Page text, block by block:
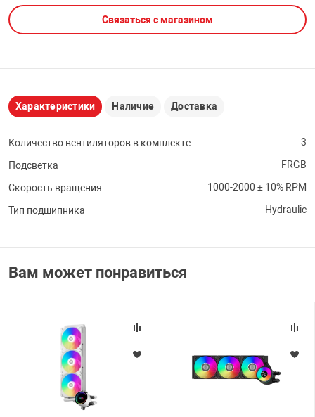
PCI АДАПТЕРЫ
USB
НАБОР ДЛЯ
CD-DVD ДИСКИ
ЛЕНТА ДЛЯ
ДОМА
ТЕХНИКА
Связаться с магазином
Характеристики Наличие Доставка
Количество вентиляторов в комплекте 3
Подсветка FRGB
Скорость вращения 1000-2000 ± 10% RPM
Тип подшипника Hydraulic
Вам может понравиться